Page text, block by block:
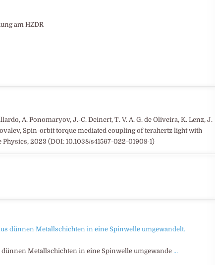
am HZDR
A. Ponomaryov, J.-C. Deinert, T. V. A. G. de Oliveira, K. Lenz, J.
Spin-orbit torque mediated coupling of terahertz light with
2023 (DOI: 10.1038/s41567-022-01908-1)
Metallschichten in eine Spinwelle umgewande …